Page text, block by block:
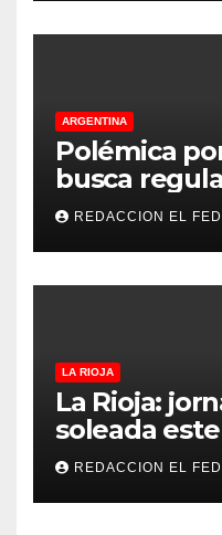
ARGENTINA
Polémica
busca
refugios de
denuncian
controles
REDACCION EL
LA RIOJA
La Rioja:
soleada
el viernes
REDACCION EL